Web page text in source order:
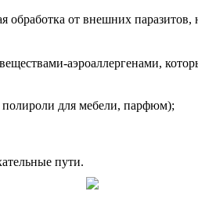
обработка от внешних
аэроаллергенами,
полироли для мебели, парфюм);
пути.